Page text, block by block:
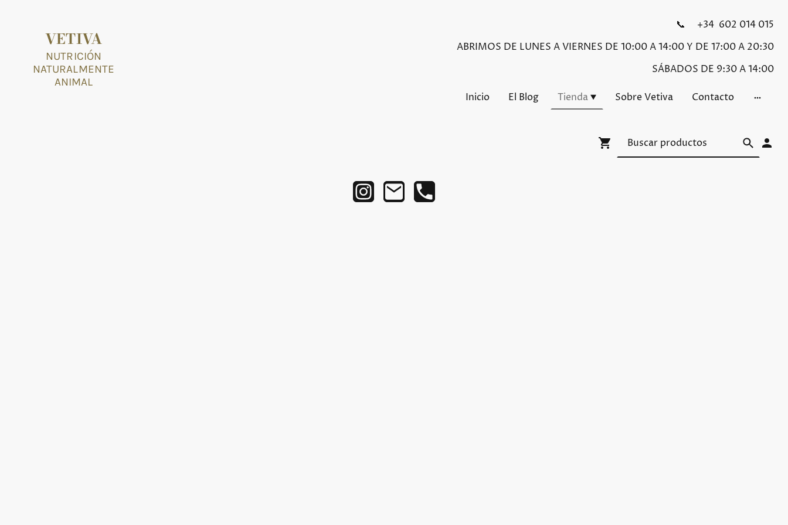
VETIVA
NUTRICIÓN
NATURALMENTE
ANIMAL
📞 +34 602 014 015
ABRIMOS DE LUNES A VIERNES DE 10:00 A 14:00 Y DE 17:00 A 20:30
SÁBADOS DE 9:30 A 14:00
Inicio El Blog Tienda Sobre Vetiva Contacto